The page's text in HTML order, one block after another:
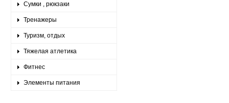
Сумки , рюкзаки
Тренажеры
Туризм, отдых
Тяжелая атлетика
Фитнес
Элементы питания